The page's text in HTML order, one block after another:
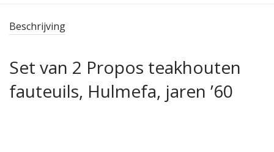
Beschrijving
Set van 2 Propos teakhouten
fauteuils, Hulmefa, jaren ’60